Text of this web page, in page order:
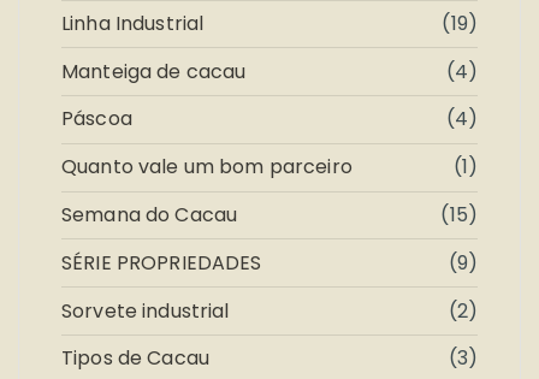
Linha Industrial
(19)
Manteiga de cacau
(4)
Páscoa
(4)
Quanto vale um bom parceiro
(1)
Semana do Cacau
(15)
SÉRIE PROPRIEDADES
(9)
Sorvete industrial
(2)
Tipos de Cacau
(3)